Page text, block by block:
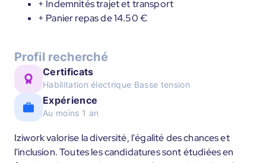
+ Indemnités trajet et transport
+ Panier repas de 14.50 €
Profil recherché
Certificats
Habilitation électrique Basse tension
Expérience
Au moins 1 an
Iziwork valorise la diversité, l'égalité des chances et
l'inclusion. Toutes les candidatures sont étudiées en